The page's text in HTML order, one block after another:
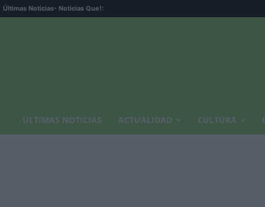
Últimas Noticias- Noticias Que!:
ÚLTIMAS NOTICIAS ACTUALIDAD CULTURA